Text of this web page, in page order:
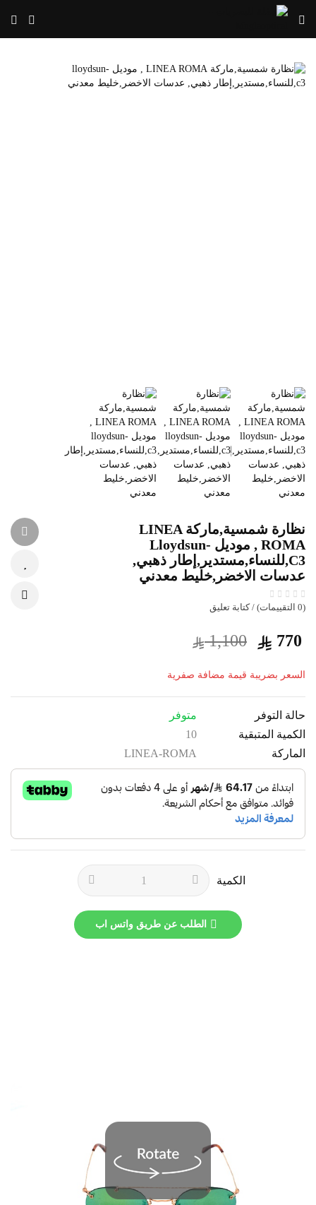
نظارة شمسية,ماركة LINEA
ROMA , موديل Lloydsun-
C3,للنساء,مستدير,إطار ذهبي,
عدسات الاخضر,خليط معدني
(0 التقييمات) / كتابة تعليق
770
1,100
السعر بضريبة قيمة مضافة صفرية
حالة التوفر
متوفر
الكمية المتبقية
الماركة
LINEA-ROMA
الكمية
الطلب عن طريق واتس اب